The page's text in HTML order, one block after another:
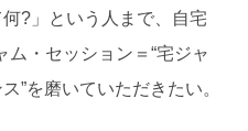
?」という人まで、自宅
・セッション＝“宅ジャ
”を磨いていただきたい。